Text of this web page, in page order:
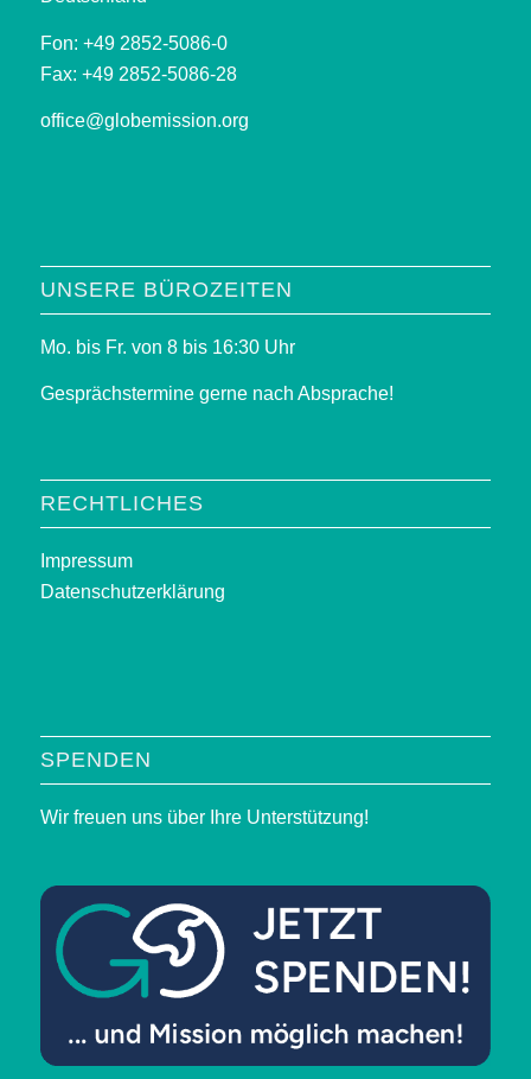
Fon: +49 2852-5086-0
Fax: +49 2852-5086-28
office@globemission.org
UNSERE BÜROZEITEN
Mo. bis Fr. von 8 bis 16:30 Uhr
Gesprächstermine gerne nach Absprache!
RECHTLICHES
Impressum
Datenschutzerklärung
SPENDEN
Wir freuen uns über Ihre Unterstützung!